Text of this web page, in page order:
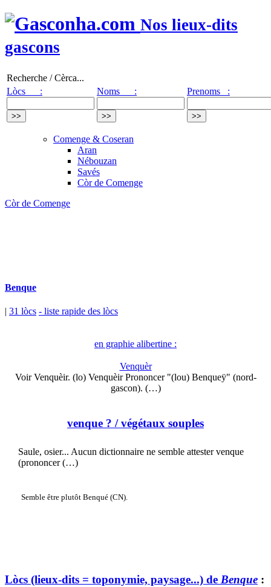
Nos lieux-dits
gascons
Recherche / Cèrca...
Lòcs :
Noms : Prenoms :
Comenge & Coseran
Aran
Nébouzan
Savés
Còr de Comenge
Còr de Comenge
Benque
| 31 lòcs - liste rapide des lòcs
en graphie alibertine :
Venquèr
Voir Venquèir. (lo) Venquèir Prononcer "(lou) Benqueÿ" (nord-
gascon). (…)
venque ? / végétaux souples
Saule, osier... Aucun dictionnaire ne semble attester venque
(prononcer (…)
Semble être plutôt Benqué (CN).
Lòcs (lieux-dits = toponymie, paysage...) de Benque :